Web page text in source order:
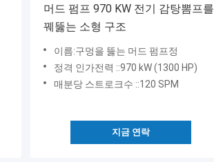
머드 펌프 970 KW 전기 감탕뽐프를
꿰뚫는 소형 구조
이름:구멍을 뚫는 머드 펌프정
정격 인가전력 ::970 kW (1300 HP)
매분당 스트로크수 ::120 SPM
지금 연락